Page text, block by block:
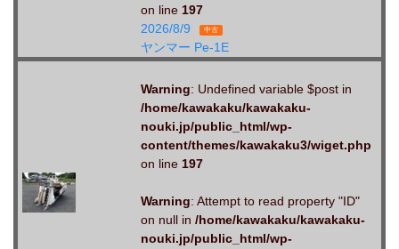
on line 197
2026/8/9
中古
ヤンマー Pe-1E
Warning: Undefined variable $post in
/home/kawakaku/kawakaku-
nouki.jp/public_html/wp-
content/themes/kawakaku3/wiget.php
on line 197
Warning: Attempt to read property "ID"
on null in /home/kawakaku/kawakaku-
nouki.jp/public_html/wp-